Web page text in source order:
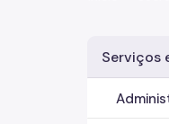
Serviços